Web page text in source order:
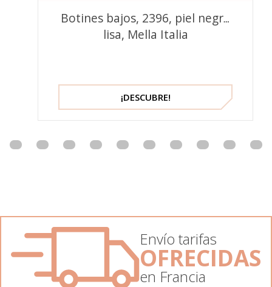
Botines bajos, 2396, piel negra
lisa, Mella Italia
¡DESCUBRE!
Envío tarifas
OFRECIDAS
en Francia